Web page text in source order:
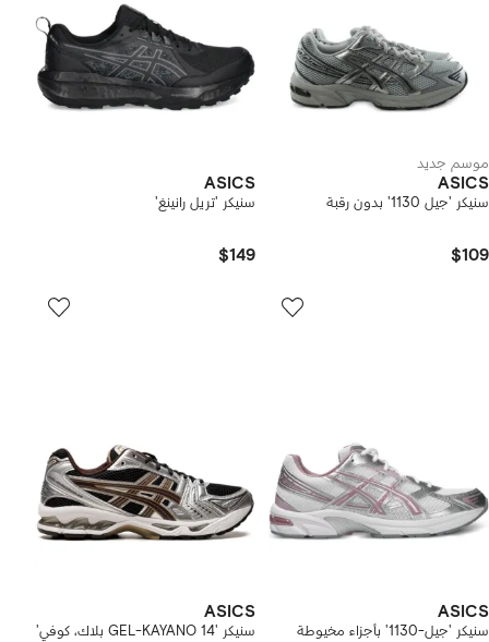
موسم جديد
ASICS
سنيكر 'جيل 1130' بدون رقبة
$109
ASICS
سنيكر 'تريل رانينغ'
$149
ASICS
سنيكر 'جيل-1130' بأجزاء مخيوطة
ASICS
سنيكر 'GEL-KAYANO 14 بلاك، كوفي'